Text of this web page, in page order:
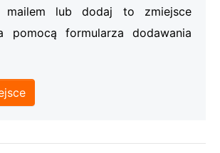
lub dodaj to zmiejsce
pomocą formularza dodawania